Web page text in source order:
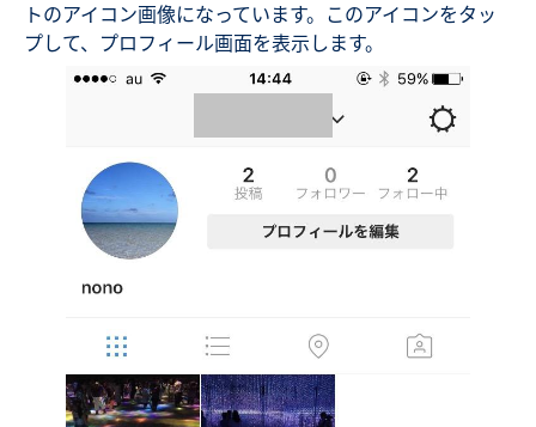
トのアイコン画像になっています。このアイコンをタッ
プして、プロフィール画面を表示します。